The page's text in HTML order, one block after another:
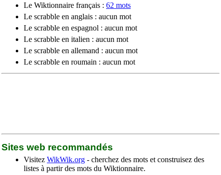
Le Wiktionnaire français : 62 mots
Le scrabble en anglais : aucun mot
Le scrabble en espagnol : aucun mot
Le scrabble en italien : aucun mot
Le scrabble en allemand : aucun mot
Le scrabble en roumain : aucun mot
Sites web recommandés
Visitez WikWik.org - cherchez des mots et construisez des
listes à partir des mots du Wiktionnaire.